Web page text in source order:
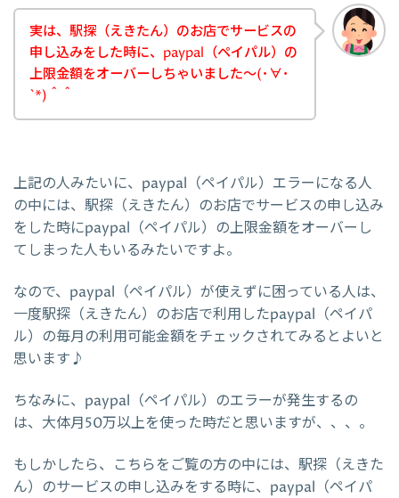
実は、駅探（えきたん）のお店でサービスの
申し込みをした時に、paypal（ペイパル）の
上限金額をオーバーしちゃいました～(･∀･
`*)＾＾
上記の人みたいに、paypal（ペイパル）エラーになる人
の中には、駅探（えきたん）のお店でサービスの申し込み
をした時にpaypal（ペイパル）の上限金額をオーバーし
てしまった人もいるみたいですよ。
なので、paypal（ペイパル）が使えずに困っている人は、
一度駅探（えきたん）のお店で利用したpaypal（ペイパ
ル）の毎月の利用可能金額をチェックされてみるとよいと
思います♪
ちなみに、paypal（ペイパル）のエラーが発生するの
は、大体月50万以上を使った時だと思いますが、、、。
もしかしたら、こちらをご覧の方の中には、駅探（えきた
ん）のサービスの申し込みをする時に、paypal（ペイパ